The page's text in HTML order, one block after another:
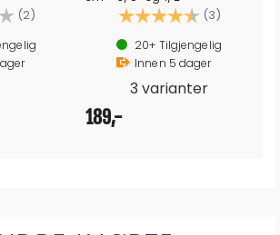
(2) 3.5 av 5 muligeKarakter: (3)
20+ Tilgjengelig
Innen 5 dager
3 varianter
189,-